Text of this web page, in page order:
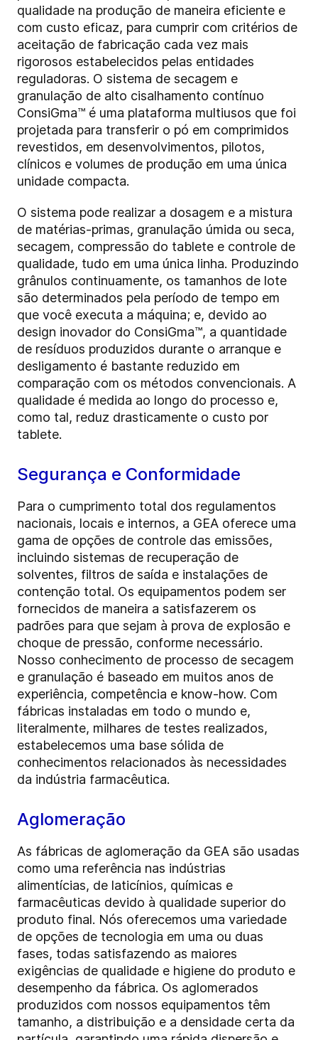
qualidade na produção de maneira eficiente e
com custo eficaz, para cumprir com critérios de
aceitação de fabricação cada vez mais
rigorosos estabelecidos pelas entidades
reguladoras. O sistema de secagem e
granulação de alto cisalhamento contínuo
ConsiGma™ é uma plataforma multiusos que foi
projetada para transferir o pó em comprimidos
revestidos, em desenvolvimentos, pilotos,
clínicos e volumes de produção em uma única
unidade compacta.
O sistema pode realizar a dosagem e a mistura
de matérias-primas, granulação úmida ou seca,
secagem, compressão do tablete e controle de
qualidade, tudo em uma única linha. Produzindo
grânulos continuamente, os tamanhos de lote
são determinados pela período de tempo em
que você executa a máquina; e, devido ao
design inovador do ConsiGma™, a quantidade
de resíduos produzidos durante o arranque e
desligamento é bastante reduzido em
comparação com os métodos convencionais. A
qualidade é medida ao longo do processo e,
como tal, reduz drasticamente o custo por
tablete.
Segurança e Conformidade
Para o cumprimento total dos regulamentos
nacionais, locais e internos, a GEA oferece uma
gama de opções de controle das emissões,
incluindo sistemas de recuperação de
solventes, filtros de saída e instalações de
contenção total. Os equipamentos podem ser
fornecidos de maneira a satisfazerem os
padrões para que sejam à prova de explosão e
choque de pressão, conforme necessário.
Nosso conhecimento de processo de secagem
e granulação é baseado em muitos anos de
experiência, competência e know-how. Com
fábricas instaladas em todo o mundo e,
literalmente, milhares de testes realizados,
estabelecemos uma base sólida de
conhecimentos relacionados às necessidades
da indústria farmacêutica.
Aglomeração
As fábricas de aglomeração da GEA são usadas
como uma referência nas indústrias
alimentícias, de laticínios, químicas e
farmacêuticas devido à qualidade superior do
produto final. Nós oferecemos uma variedade
de opções de tecnologia em uma ou duas
fases, todas satisfazendo as maiores
exigências de qualidade e higiene do produto e
desempenho da fábrica. Os aglomerados
produzidos com nossos equipamentos têm
tamanho, a distribuição e a densidade certa da